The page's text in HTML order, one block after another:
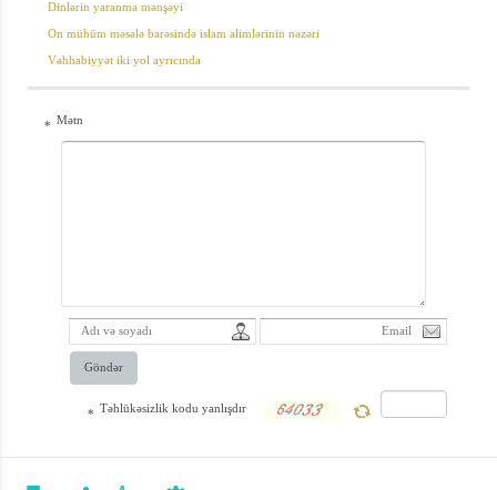
aydın və sadə
kəlmələrin
işlədilməməsi,
lazımi midarda
Dinlərin yaranma mənşəyi
On mühüm məsələ barəsində islam alimlərinin nəzəri
Vəhhabiyyət iki yol ayrıcında
* Mətn
Göndər
* Təhlükəsizlik kodu yanlışdır